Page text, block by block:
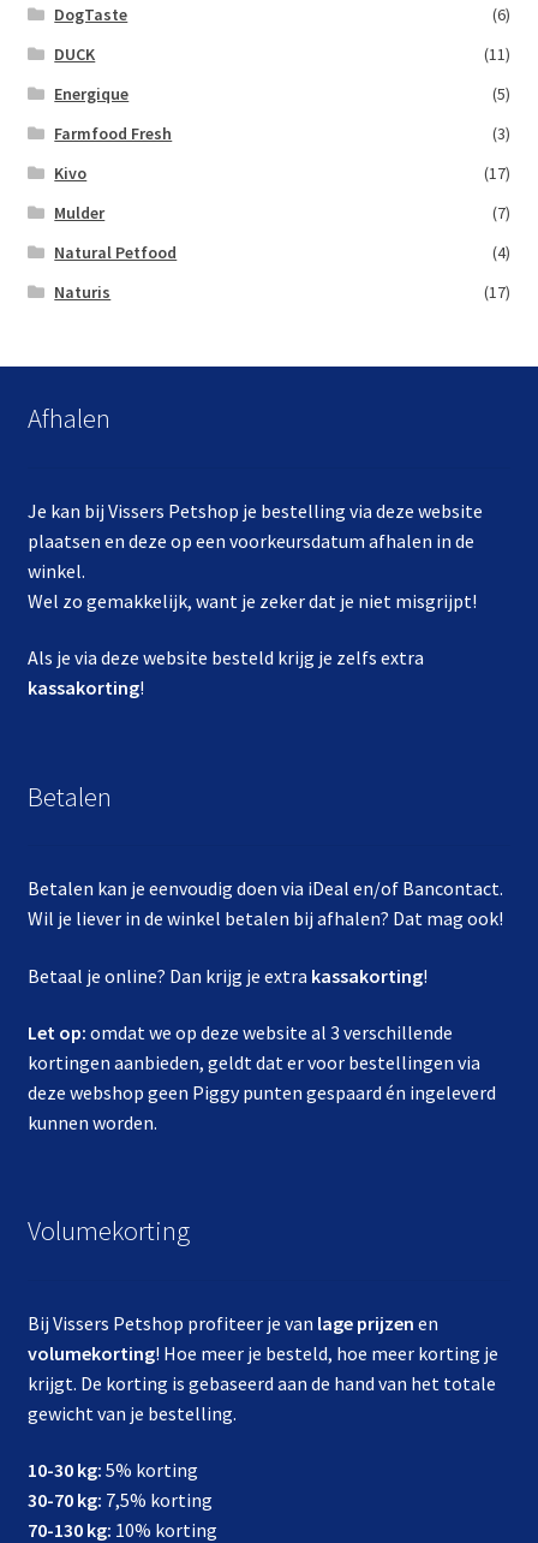
DogTaste
(6)
DUCK
(11)
Energique
(5)
Farmfood Fresh
(3)
Kivo
(17)
Mulder
(7)
Natural Petfood
(4)
Naturis
(17)
Afhalen
Je kan bij Vissers Petshop je bestelling via deze website
plaatsen en deze op een voorkeursdatum afhalen in de
winkel.
Wel zo gemakkelijk, want je zeker dat je niet misgrijpt!
Als je via deze website besteld krijg je zelfs extra
kassakorting!
Betalen
Betalen kan je eenvoudig doen via iDeal en/of Bancontact.
Wil je liever in de winkel betalen bij afhalen? Dat mag ook!
Betaal je online? Dan krijg je extra kassakorting!
Let op: omdat we op deze website al 3 verschillende
kortingen aanbieden, geldt dat er voor bestellingen via
deze webshop geen Piggy punten gespaard én ingeleverd
kunnen worden.
Volumekorting
Bij Vissers Petshop profiteer je van lage prijzen en
volumekorting! Hoe meer je besteld, hoe meer korting je
krijgt. De korting is gebaseerd aan de hand van het totale
gewicht van je bestelling.
10-30 kg: 5% korting
30-70 kg: 7,5% korting
70-130 kg: 10% korting